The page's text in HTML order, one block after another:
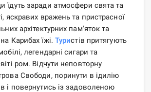
заради атмосфери свята та
яскравих вражень та пристрасної
архітектурних пам'яток та
Карибах їжі. Туристів притягують
легендарні сигари та
ром. Відчути неповторну
Свободи, поринути в ідилію
і повернутись із задоволеною